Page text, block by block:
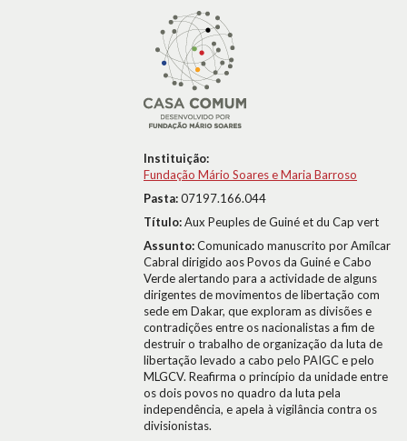
Instituição:
Fundação Mário Soares e Maria Barroso
Pasta:07197.166.044
Título:Aux Peuples de Guiné et du Cap vert
Assunto:Comunicado manuscrito por Amílcar
Cabral dirigido aos Povos da Guiné e Cabo
Verde alertando para a actividade de alguns
dirigentes de movimentos de libertação com
sede em Dakar, que exploram as divisões e
contradições entre os nacionalistas a fim de
destruir o trabalho de organização da luta de
libertação levado a cabo pelo PAIGC e pelo
MLGCV. Reafirma o princípio da unidade entre
os dois povos no quadro da luta pela
independência, e apela à vigilância contra os
divisionistas.